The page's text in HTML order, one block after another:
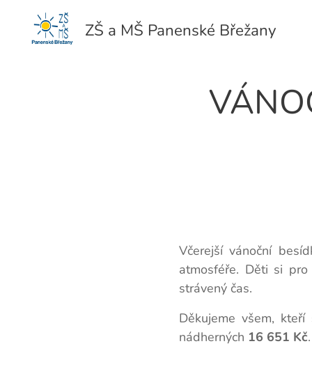
ZŠ a MŠ Panenské Břežany
Včerejší vánoční
atmosféře. Děti si
strávený čas.
Děkujeme všem,
nádherných 16 651 Kč